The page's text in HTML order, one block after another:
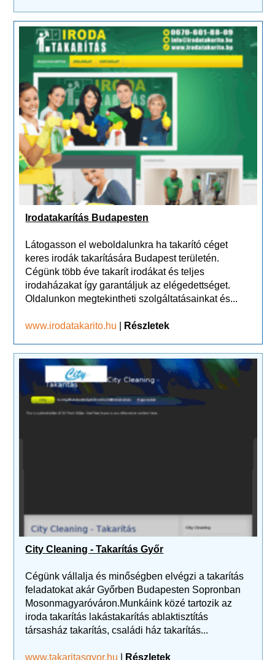
Irodatakarítás Budapesten
Látogasson el weboldalunkra ha takarító céget
keres irodák takarítására Budapest területén.
Cégünk több éve takarít irodákat és teljes
irodaházakat így garantáljuk az elégedettséget.
Oldalunkon megtekintheti szolgáltatásainkat és...
www.irodatakarito.hu Részletek
City Cleaning - Takarítás Győr
Cégünk vállalja és minőségben elvégzi a takarítás
feladatokat akár Győrben Budapesten Sopronban
Mosonmagyaróváron.Munkáink közé tartozik az
iroda takarítás lakástakarítás ablaktisztítás
társasház takarítás, családi ház takarítás...
www.takaritasgyor.hu Részletek